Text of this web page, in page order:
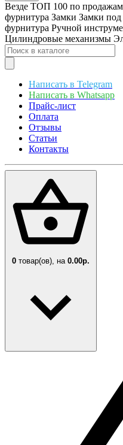
Везде ТОП 100 по
фурнитура Замки Замки
фурнитура Ручной
Цилиндровые механизмы
Написать в Telegram
Написать в Whatsapp
Прайс-лист
Оплата
Отзывы
Статьи
Контакты
0 товар(ов), на 0.00р.